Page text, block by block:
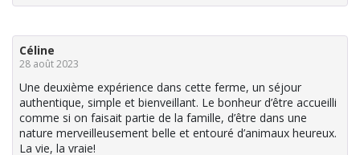
Céline
28 août 2023
Une deuxième expérience dans cette ferme, un séjour
authentique, simple et bienveillant. Le bonheur d’être accueilli
comme si on faisait partie de la famille, d’être dans une
nature merveilleusement belle et entouré d’animaux heureux.
La vie, la vraie!